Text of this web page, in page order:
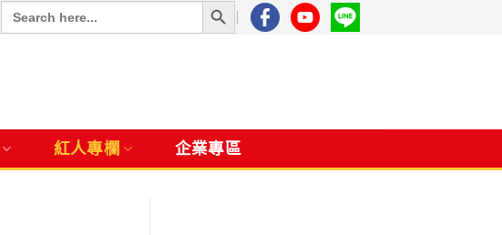
Search
for:
紅人專欄 企業專區